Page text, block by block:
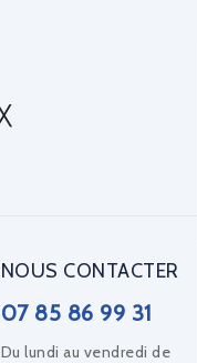
NOUS CONTACTER
07 85 86 99 31
Du lundi au vendredi de